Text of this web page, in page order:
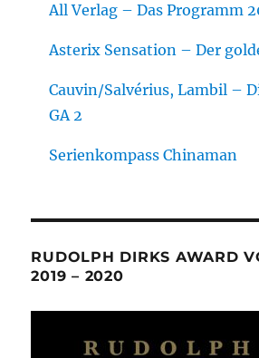
All Verlag – Das Programm
Asterix Sensation – Der
Cauvin/Salvérius, Lambil –
GA 2
Serienkompass Chinaman
RUDOLPH DIRKS AWARD
2019 – 2020